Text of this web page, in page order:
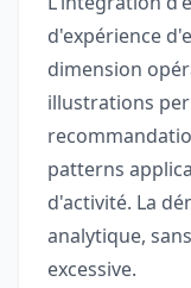
d'expérience
dimension
illustrations
patterns
d'activité. La
analytique,
excessive.